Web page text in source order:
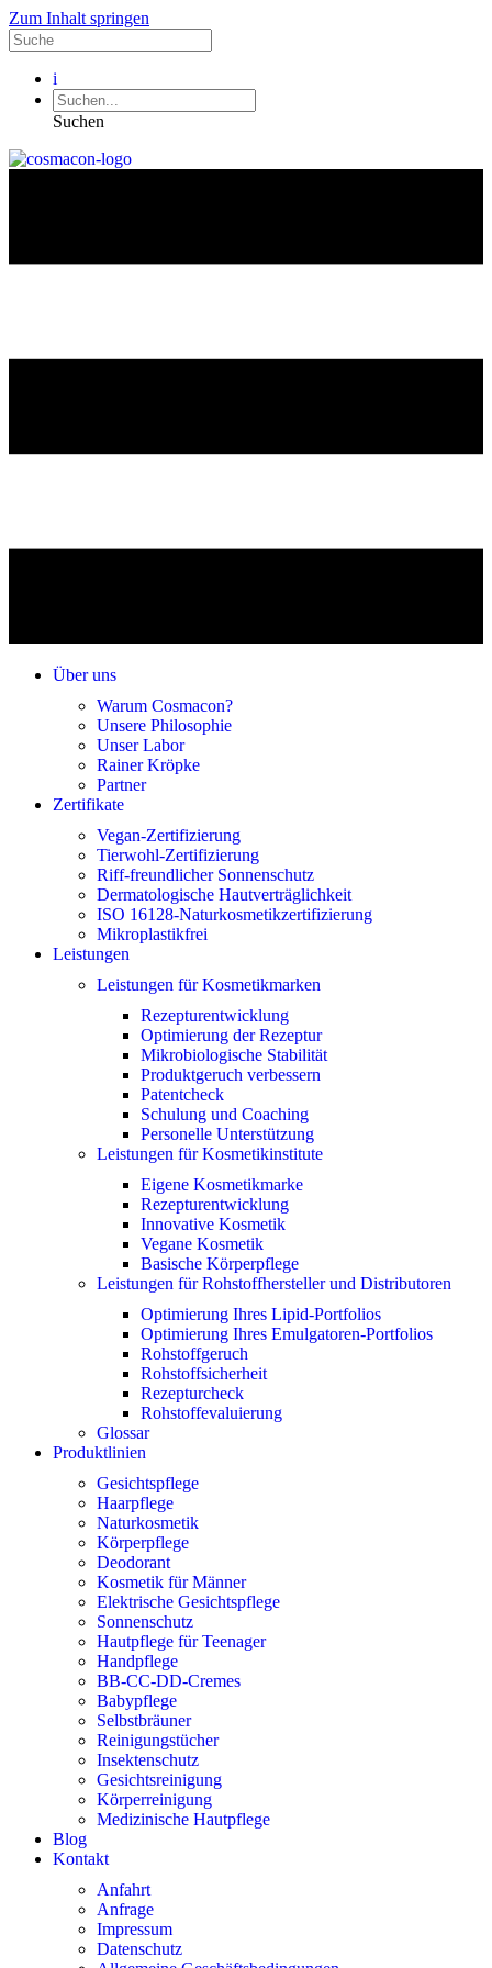
Zum Inhalt springen
i
Suchen
Über uns
Warum Cosmacon?
Unsere Philosophie
Unser Labor
Rainer Kröpke
Partner
Zertifikate
Vegan-Zertifizierung
Tierwohl-Zertifizierung
Riff-freundlicher Sonnenschutz
Dermatologische Hautverträglichkeit
ISO 16128-Naturkosmetikzertifizierung
Mikroplastikfrei
Leistungen
Leistungen für Kosmetikmarken
Rezepturentwicklung
Optimierung der Rezeptur
Mikrobiologische Stabilität
Produktgeruch verbessern
Patentcheck
Schulung und Coaching
Personelle Unterstützung
Leistungen für Kosmetikinstitute
Eigene Kosmetikmarke
Rezepturentwicklung
Innovative Kosmetik
Vegane Kosmetik
Basische Körperpflege
Leistungen für Rohstoffhersteller und Distributoren
Optimierung Ihres Lipid-Portfolios
Optimierung Ihres Emulgatoren-Portfolios
Rohstoffgeruch
Rohstoffsicherheit
Rezepturcheck
Rohstoffevaluierung
Glossar
Produktlinien
Gesichtspflege
Haarpflege
Naturkosmetik
Körperpflege
Deodorant
Kosmetik für Männer
Elektrische Gesichtspflege
Sonnenschutz
Hautpflege für Teenager
Handpflege
BB-CC-DD-Cremes
Babypflege
Selbstbräuner
Reinigungstücher
Insektenschutz
Gesichtsreinigung
Körperreinigung
Medizinische Hautpflege
Blog
Kontakt
Anfahrt
Anfrage
Impressum
Datenschutz